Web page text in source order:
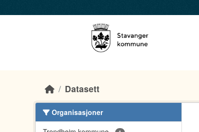
Datasett
Organisasjoner